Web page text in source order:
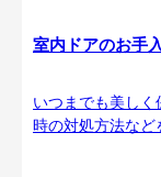
室内ドアのお手
いつまでも美し
時の対処方法など